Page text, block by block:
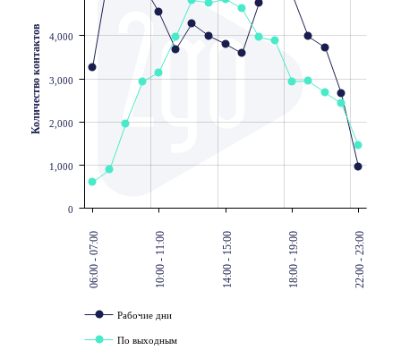
06:00 - 07:00 10:00 - 11:00 14:00 - 15:00 18:00 - 19:00 22:00 - 23:00
0
1,000
2,000
3,000
4,000
Количество контактов
Рабочие дни
По выходным